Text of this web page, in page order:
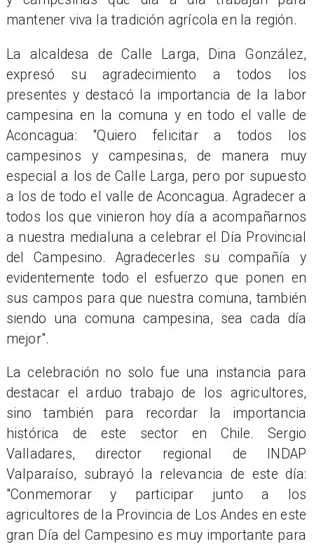
mantener viva la tradición agrícola en la región.
La alcaldesa de Calle Larga, Dina González,
expresó su agradecimiento a todos los
presentes y destacó la importancia de la labor
campesina en la comuna y en todo el valle de
Aconcagua: "Quiero felicitar a todos los
campesinos y campesinas, de manera muy
especial a los de Calle Larga, pero por supuesto
a los de todo el valle de Aconcagua. Agradecer a
todos los que vinieron hoy día a acompañarnos
a nuestra medialuna a celebrar el Día Provincial
del Campesino. Agradecerles su compañía y
evidentemente todo el esfuerzo que ponen en
sus campos para que nuestra comuna, también
siendo una comuna campesina, sea cada día
mejor".
La celebración no solo fue una instancia para
destacar el arduo trabajo de los agricultores,
sino también para recordar la importancia
histórica de este sector en Chile. Sergio
Valladares, director regional de INDAP
Valparaíso, subrayó la relevancia de este día:
"Conmemorar y participar junto a los
agricultores de la Provincia de Los Andes en este
gran Día del Campesino es muy importante para